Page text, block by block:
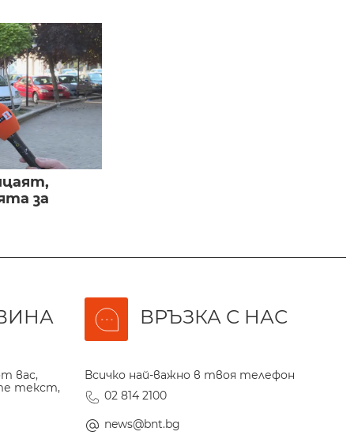
за
вас,
текст,
ВРЪЗКА С НАС
Всичко най-важно в твоя телефон
02 814 2100
news@bnt.bg